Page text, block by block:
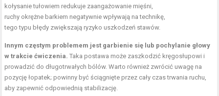
kołysanie tułowiem redukuje zaangażowanie mięśni,
ruchy okrężne barkiem negatywnie wpływają na technikę,
tego typu błędy zwiększają ryzyko uszkodzeń stawów.
Innym częstym problemem jest garbienie się lub pochylanie głowy
w trakcie ćwiczenia. Taka postawa może zaszkodzić kręgosłupowi i
prowadzić do długotrwałych bólów. Warto również zwrócić uwagę na
pozycję łopatek; powinny być ściągnięte przez cały czas trwania ruchu,
aby zapewnić odpowiednią stabilizację.